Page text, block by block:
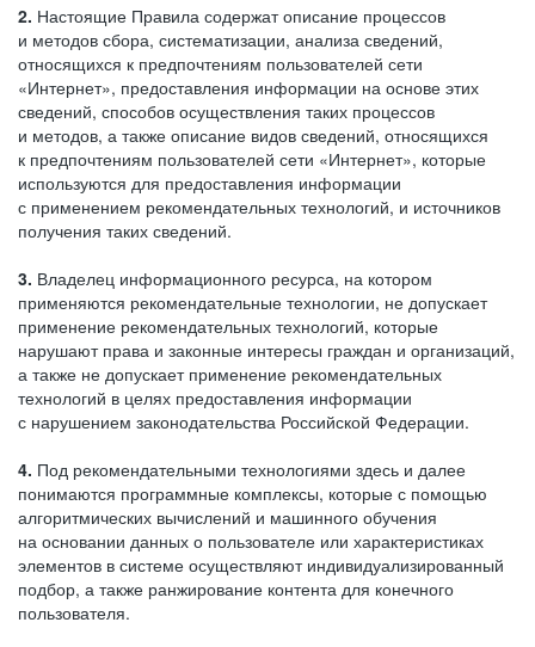
2. Настоящие Правила содержат описание процессов
и методов сбора, систематизации, анализа сведений,
относящихся к предпочтениям пользователей сети
«Интернет», предоставления информации на основе этих
сведений, способов осуществления таких процессов
и методов, а также описание видов сведений, относящихся
к предпочтениям пользователей сети «Интернет», которые
используются для предоставления информации
с применением рекомендательных технологий, и источников
получения таких сведений.
3. Владелец информационного ресурса, на котором
применяются рекомендательные технологии, не допускает
применение рекомендательных технологий, которые
нарушают права и законные интересы граждан и организаций,
а также не допускает применение рекомендательных
технологий в целях предоставления информации
с нарушением законодательства Российской Федерации.
4. Под рекомендательными технологиями здесь и далее
понимаются программные комплексы, которые с помощью
алгоритмических вычислений и машинного обучения
на основании данных о пользователе или характеристиках
элементов в системе осуществляют индивидуализированный
подбор, а также ранжирование контента для конечного
пользователя.